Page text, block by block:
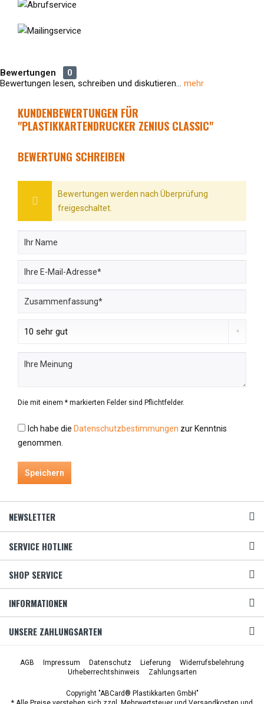
Bewertungen
0
Bewertungen lesen, schreiben und diskutieren... mehr
KUNDENBEWERTUNGEN FÜR
"PLASTIKKARTENDRUCKER ZENIUS CLASSIC"
BEWERTUNG SCHREIBEN
Bewertungen werden nach Überprüfung
freigeschaltet.
Die mit einem * markierten Felder sind Pflichtfelder.
Ich habe die Datenschutzbestimmungen zur Kenntnis
genommen.
Speichern
NEWSLETTER
SERVICE HOTLINE
SHOP SERVICE
INFORMATIONEN
UNSERE ZAHLUNGSARTEN
AGB Impressum Datenschutz Lieferung
Widerrufsbelehrung
Urheberrechtshinweis
Zahlungsarten
Copyright "ABCard® Plastikkarten GmbH"